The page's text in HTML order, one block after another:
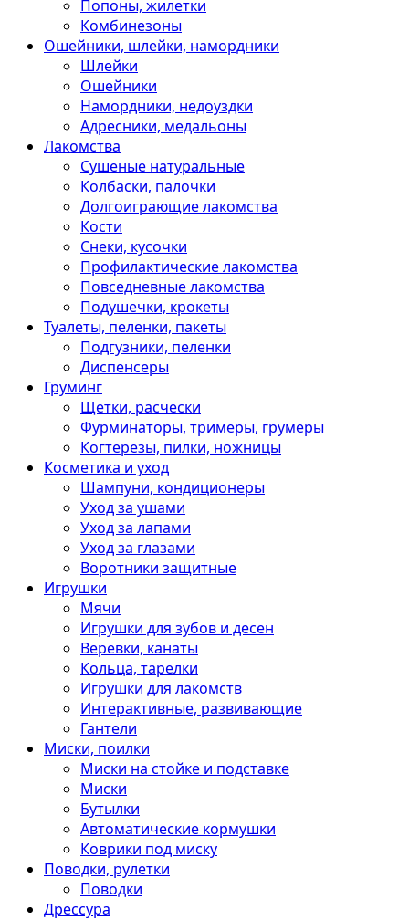
Попоны, жилетки
Комбинезоны
Ошейники, шлейки, намордники
Шлейки
Ошейники
Намордники, недоуздки
Адресники, медальоны
Лакомства
Сушеные натуральные
Колбаски, палочки
Долгоиграющие лакомства
Кости
Снеки, кусочки
Профилактические лакомства
Повседневные лакомства
Подушечки, крокеты
Туалеты, пеленки, пакеты
Подгузники, пеленки
Диспенсеры
Груминг
Щетки, расчески
Фурминаторы, тримеры, грумеры
Когтерезы, пилки, ножницы
Косметика и уход
Шампуни, кондиционеры
Уход за ушами
Уход за лапами
Уход за глазами
Воротники защитные
Игрушки
Мячи
Игрушки для зубов и десен
Веревки, канаты
Кольца, тарелки
Игрушки для лакомств
Интерактивные, развивающие
Гантели
Миски, поилки
Миски на стойке и подставке
Миски
Бутылки
Автоматические кормушки
Коврики под миску
Поводки, рулетки
Поводки
Дрессура